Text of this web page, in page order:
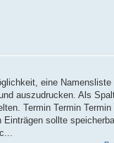
eine Namensliste
auszudrucken. Als
Termin Termin
Einträgen sollte